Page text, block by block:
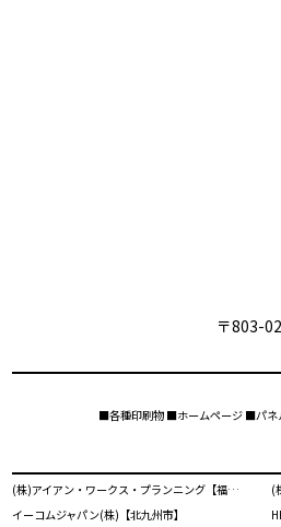
〒803-
■各種印刷物 ■ホームページ ■パネ
(株)アイアン・ワークス・プランニング【福岡市】 (
イーコムジャパン(株)【北九州市】